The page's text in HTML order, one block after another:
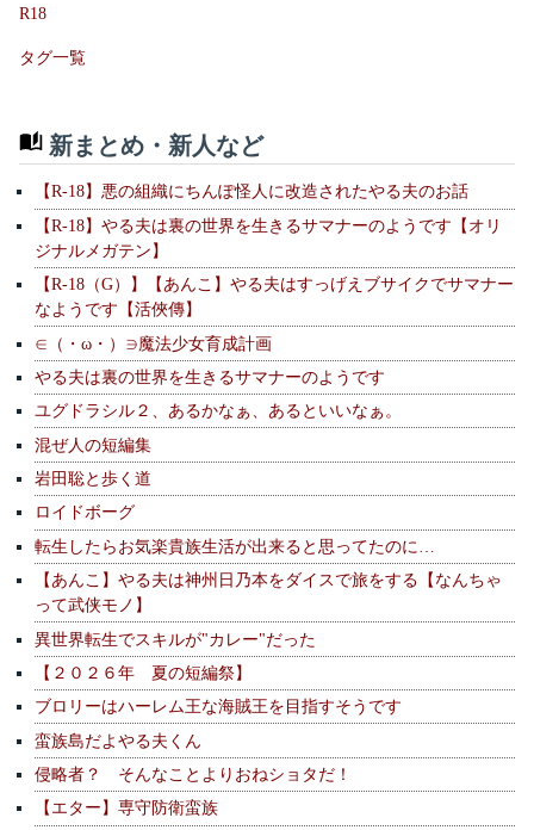
R18
タグ一覧
新まとめ・新人など
【R-18】悪の組織にちんぽ怪人に改造されたやる夫のお話
【R-18】やる夫は裏の世界を生きるサマナーのようです【オリ
ジナルメガテン】
【R-18（G）】【あんこ】やる夫はすっげえブサイクでサマナー
なようです【活俠傳】
∈（・ω・）∋魔法少女育成計画
やる夫は裏の世界を生きるサマナーのようです
ユグドラシル２、あるかなぁ、あるといいなぁ。
混ぜ人の短編集
岩田聡と歩く道
ロイドボーグ
転生したらお気楽貴族生活が出来ると思ってたのに…
【あんこ】やる夫は神州日乃本をダイスで旅をする【なんちゃ
って武侠モノ】
異世界転生でスキルが"カレー"だった
【２０２６年 夏の短編祭】
ブロリーはハーレム王な海賊王を目指すそうです
蛮族島だよやる夫くん
侵略者？ そんなことよりおねショタだ！
【エター】専守防衛蛮族